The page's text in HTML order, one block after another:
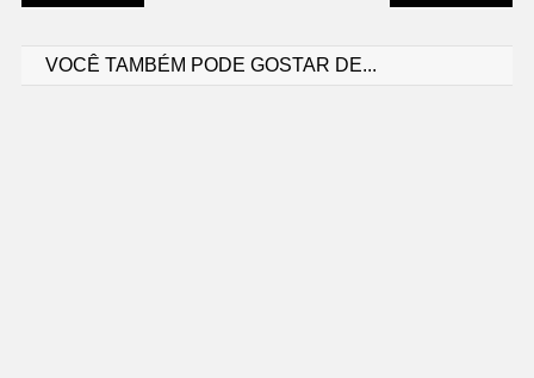
VOCÊ TAMBÉM PODE GOSTAR DE...